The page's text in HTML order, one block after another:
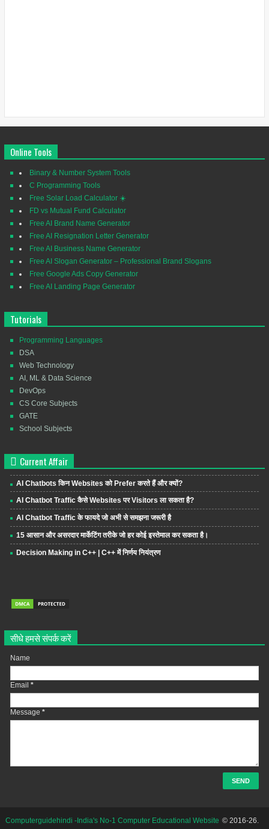
Online Tools
Binary & Number System Tools
C Programming Tools
Free Solar Load Calculator ☀️
FD vs Mutual Fund Calculator
Free AI Brand Name Generator
Free AI Resignation Letter Generator
Free AI Business Name Generator
Free AI Slogan Generator – Professional Brand Slogans
Free Google Ads Copy Generator
Free AI Landing Page Generator
Tutorials
Programming Languages
DSA
Web Technology
AI, ML & Data Science
DevOps
CS Core Subjects
GATE
School Subjects
Current Affair
AI Chatbots किन Websites को Prefer करते हैं और क्यों?
AI Chatbot Traffic कैसे Websites पर Visitors ला सकता है?
AI Chatbot Traffic के फायदे जो अभी से समझना जरूरी है
15 आसान और असरदार मार्केटिंग तरीके जो हर कोई इस्तेमाल कर सकता है।
Decision Making in C++ | C++ में निर्णय नियंत्रण
सीधे हमसे संपर्क करें
Name
Email *
Message *
Computerguidehindi -India's No-1 Computer Educational Website © 2016-26.